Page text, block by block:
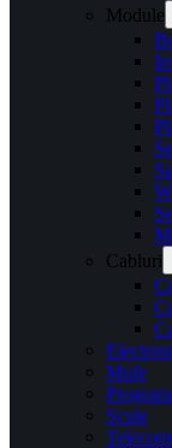
Module
Cabluri
Mufe
Scule